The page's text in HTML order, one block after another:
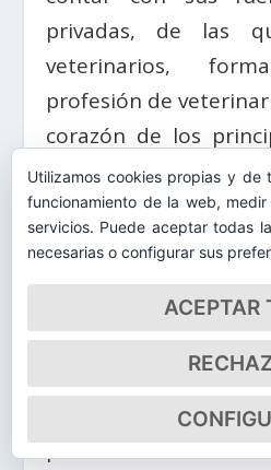
privadas, de las
veterinarios,
profesión de
corazón de los
tan estratégicos
de la salud pública y
del bienestar
agradezco, en vista
su profesión, la
Porque perseguir
salud y económico,
puedo contar con
Utilizamos cookies propias y de
funcionamiento de la web,
servicios. Puede aceptar todas
necesarias o configurar sus
ACEPTAR